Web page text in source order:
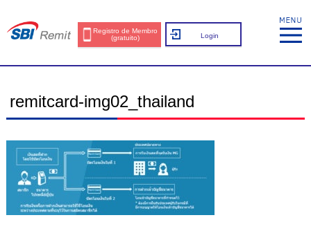
Registro de Membro
(gratuito)
Login
remitcard-img02_thailand